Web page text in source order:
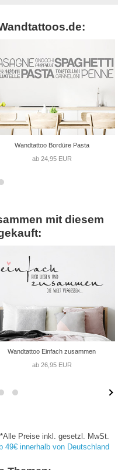
Wandtattoo Bordüre Pasta
ab 24,95 EUR
mit diesem
Wandtattoo Einfach zusammen
ab 26,95 EUR
*Alle Preise inkl. gesetzl. MwSt.
49€ innerhalb von Deutschland